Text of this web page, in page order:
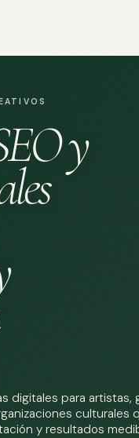
y
digitales para artistas,
culturales
y resultados